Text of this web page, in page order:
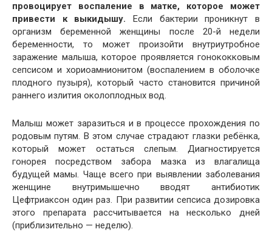
провоцирует воспаление в матке, которое может
привести к выкидышу. Если бактерии проникнут в
организм беременной женщины после 20-й недели
беременности, то может произойти внутриутробное
заражение малыша, которое проявляется гонококковым
сепсисом и хориоамнионитом (воспалением в оболочке
плодного пузыря), который часто становится причиной
раннего излития околоплодных вод.
Малыш может заразиться и в процессе прохождения по
родовым путям. В этом случае страдают глазки ребёнка,
который может остаться слепым. Диагностируется
гонорея посредством забора мазка из влагалища
будущей мамы. Чаще всего при выявлении заболевания
женщине внутримышечно вводят антибиотик
Цефтриаксон один раз. При развитии сепсиса дозировка
этого препарата рассчитывается на несколько дней
(приблизительно — неделю).